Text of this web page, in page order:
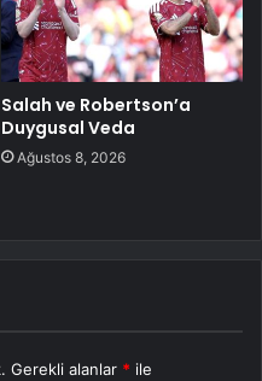
Salah ve Robertson’a
Duygusal Veda
Ağustos 8, 2026
Gerekli alanlar * ile